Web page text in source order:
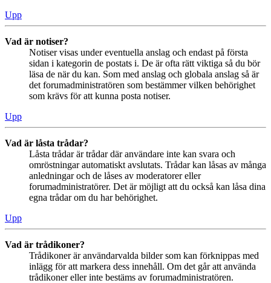
Upp
Vad är notiser?
Notiser visas under eventuella anslag och endast på första
sidan i kategorin de postats i. De är ofta rätt viktiga så du bör
läsa de när du kan. Som med anslag och globala anslag så är
det forumadministratören som bestämmer vilken behörighet
som krävs för att kunna posta notiser.
Upp
Vad är låsta trådar?
Låsta trådar är trådar där användare inte kan svara och
omröstningar automatiskt avslutats. Trådar kan låsas av många
anledningar och de låses av moderatorer eller
forumadministratörer. Det är möjligt att du också kan låsa dina
egna trådar om du har behörighet.
Upp
Vad är trådikoner?
Trådikoner är användarvalda bilder som kan förknippas med
inlägg för att markera dess innehåll. Om det går att använda
trådikoner eller inte bestäms av forumadministratören.